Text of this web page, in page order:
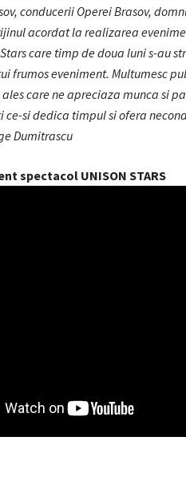
conducerii Operei Brasov,
acordat la realizarea
care timp de doua luni s-au
frumos eveniment. Multumesc
care ne apreciaza munca si
ce-si dedica timpul si ofera
Dumitrascu
spectacol UNISON STARS